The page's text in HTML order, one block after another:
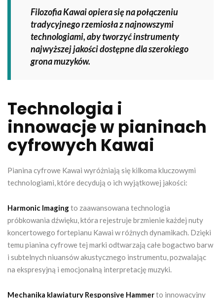
Filozofia Kawai opiera się na połączeniu
tradycyjnego rzemiosła z najnowszymi
technologiami, aby tworzyć instrumenty
najwyższej jakości dostępne dla szerokiego
grona muzyków.
Technologia i
innowacje w pianinach
cyfrowych Kawai
Pianina cyfrowe Kawai wyróżniają się kilkoma kluczowymi
technologiami, które decydują o ich wyjątkowej jakości:
Harmonic Imagingto zaawansowana technologia
próbkowania dźwięku, która rejestruje brzmienie każdej nuty
koncertowego fortepianu Kawai w różnych dynamikach. Dzięki
temu pianina cyfrowe tej marki odtwarzają całe bogactwo barw
i subtelnych niuansów akustycznego instrumentu, pozwalając
na ekspresyjną i emocjonalną interpretację muzyki.
Mechanika klawiatury Responsive Hammerto innowacyjny